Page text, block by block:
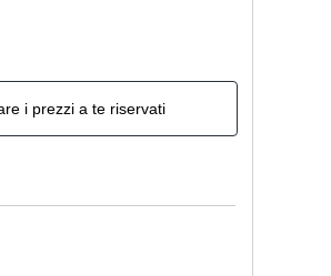
i prezzi a te riservati